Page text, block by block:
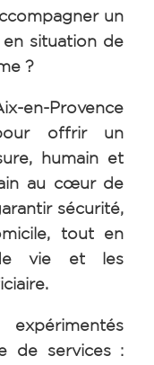
un
situation de
?
en-Provence
offrir un
humain et
au cœur de
sécurité,
tout en
vie et les
expérimentés
de services :